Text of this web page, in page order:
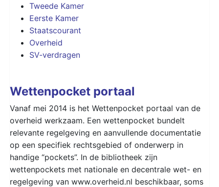
Tweede Kamer
Eerste Kamer
Staatscourant
Overheid
SV-verdragen
Wettenpocket portaal
Vanaf mei 2014 is het Wettenpocket portaal van de
overheid werkzaam. Een wettenpocket bundelt
relevante regelgeving en aanvullende documentatie
op een specifiek rechtsgebied of onderwerp in
handige “pockets”. In de bibliotheek zijn
wettenpockets met nationale en decentrale wet- en
regelgeving van www.overheid.nl beschikbaar, soms